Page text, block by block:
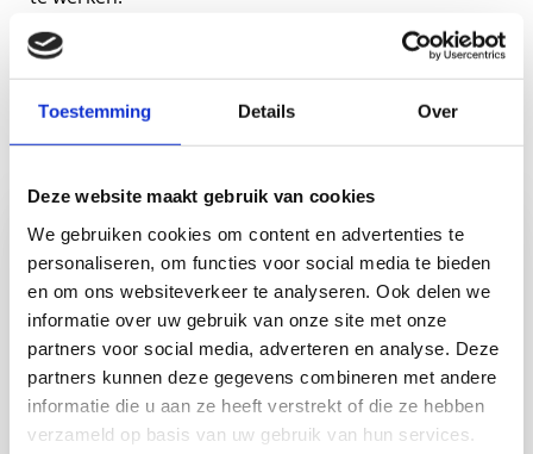
Toestemming Details Over
Deze website maakt gebruik van cookies
We gebruiken cookies om content en advertenties te
personaliseren, om functies voor social media te bieden
en om ons websiteverkeer te analyseren. Ook delen we
informatie over uw gebruik van onze site met onze
partners voor social media, adverteren en analyse. Deze
partners kunnen deze gegevens combineren met andere
informatie die u aan ze heeft verstrekt of die ze hebben
verzameld op basis van uw gebruik van hun services.
Brandende vraag?